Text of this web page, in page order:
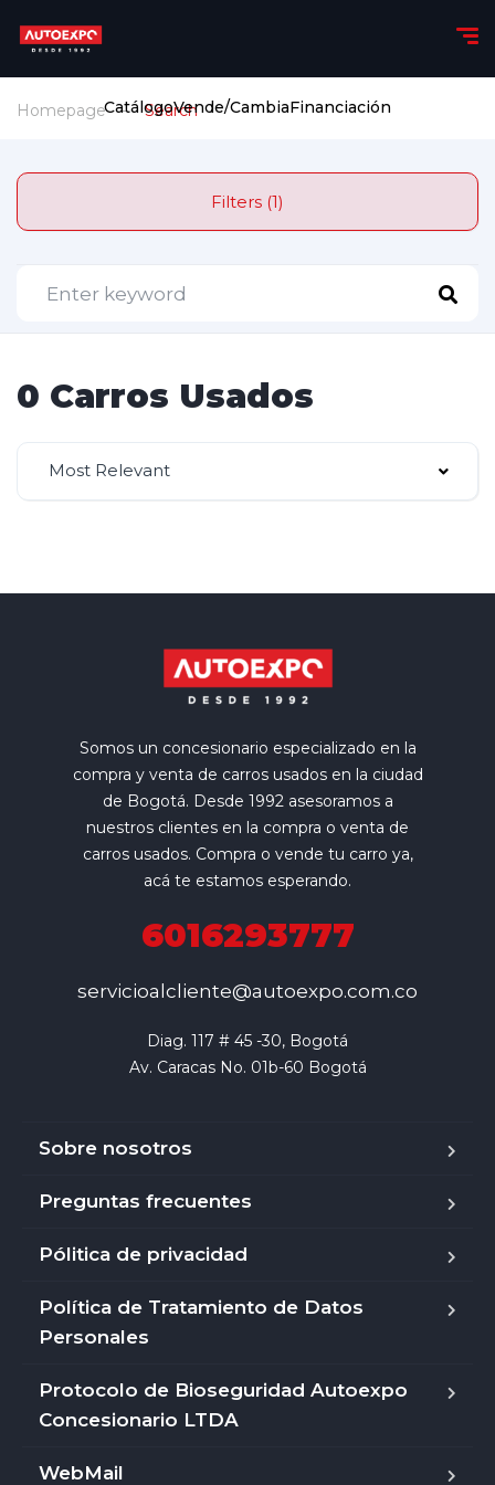
CatálogoVende/CambiaFinanciación
Homepage Search
Filters (1)
0 Carros Usados
Most Relevant
Somos un concesionario especializado en la
compra y venta de carros usados en la ciudad
de Bogotá. Desde 1992 asesoramos a
nuestros clientes en la compra o venta de
carros usados. Compra o vende tu carro ya,
acá te estamos esperando.
6016293777
servicioalcliente@autoexpo.com.co
Diag. 117 # 45 -30, Bogotá
Av. Caracas No. 01b-60 Bogotá
Sobre nosotros
Preguntas frecuentes
Pólitica de privacidad
Política de Tratamiento de Datos
Personales
Protocolo de Bioseguridad Autoexpo
Concesionario LTDA
WebMail